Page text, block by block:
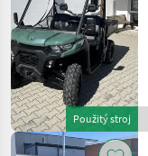
Použitý stroj